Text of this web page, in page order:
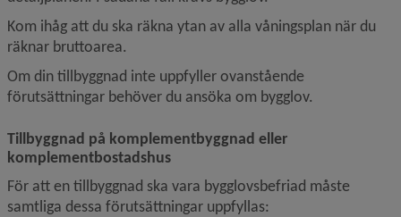
Kom ihåg att du ska räkna ytan av alla våningsplan när du
räknar bruttoarea.
Om din tillbyggnad inte uppfyller ovanstående
förutsättningar behöver du ansöka om bygglov.
Tillbyggnad på komplementbyggnad eller
komplementbostadshus
För att en tillbyggnad ska vara bygglovsbefriad måste
samtliga dessa förutsättningar uppfyllas: